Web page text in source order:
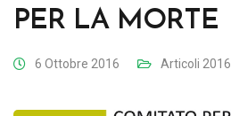
PER LA MORTE
6 Ottobre 2016 Articoli 2016